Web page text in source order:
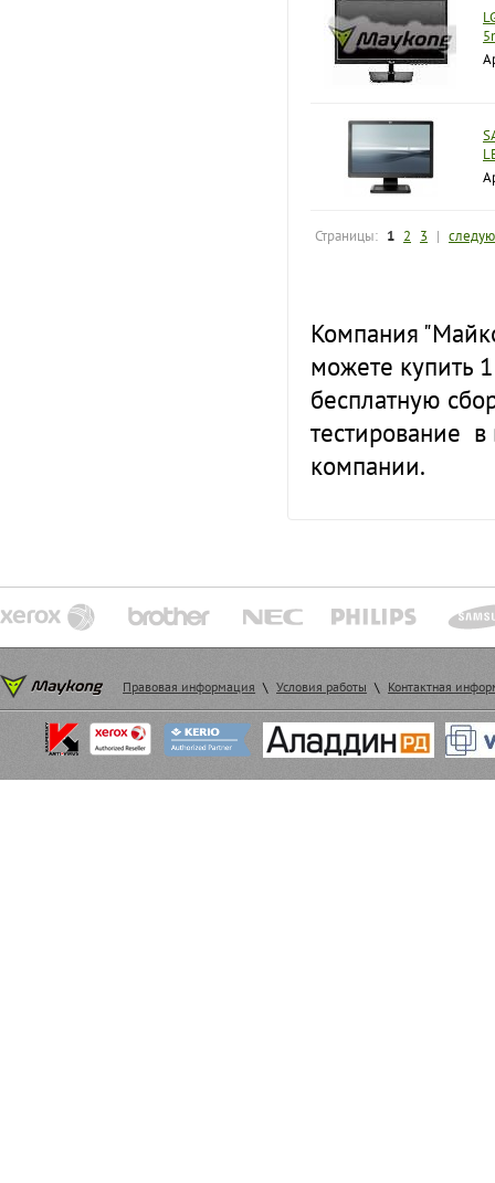
Страницы: 1 2 3 |
Компания
можете купить
бесплатную
тестирование
компании.
Правовая информация \ Условия работы \ Контактная